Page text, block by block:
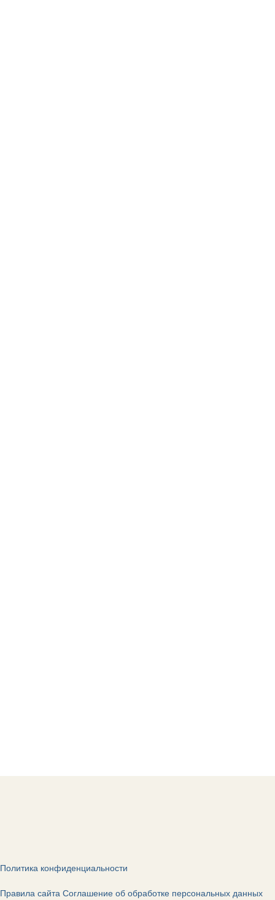
Политика конфиденциальности
Правила сайта Соглашение об обработке персональных данных